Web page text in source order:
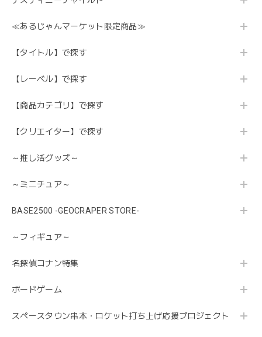
≪あるじゃんマーケット限定商品≫
【タイトル】で探す
【レーベル】で探す
【商品カテゴリ】で探す
【クリエイター】で探す
～推し活グッズ～
～ミニチュア～
BASE2500 -GEOCRAPER STORE-
～フィギュア～
名探偵コナン特集
ボードゲーム
スペースタウン串本・ロケット打ち上げ応援プロジェクト